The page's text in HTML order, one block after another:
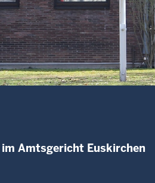
Amtsgericht Euskirchen